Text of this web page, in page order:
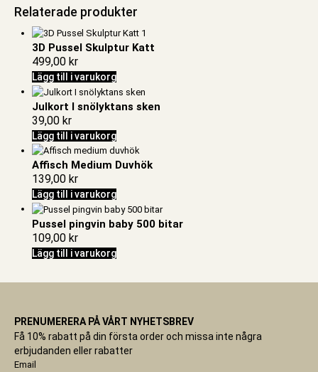
Relaterade produkter
3D Pussel Skulptur Katt
499,00 kr
Lägg till i varukorg
Julkort I snölyktans sken
39,00 kr
Lägg till i varukorg
Affisch Medium Duvhök
139,00 kr
Lägg till i varukorg
Pussel pingvin baby 500 bitar
109,00 kr
Lägg till i varukorg
PRENUMERERA PÅ VÅRT NYHETSBREV
Få 10% rabatt på din första order och missa inte några
erbjudanden eller rabatter
Email